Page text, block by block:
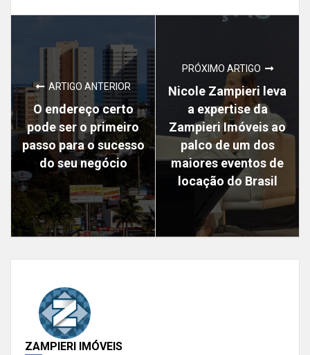
ARTIGO ANTERIOR
O endereço certo
pode ser o primeiro
passo para o sucesso
do seu negócio
PRÓXIMO ARTIGO
Nicole Zampieri leva
a expertise da
Zampieri Imóveis ao
palco de um dos
maiores eventos de
locação do Brasil
ZAMPIERI IMÓVEIS